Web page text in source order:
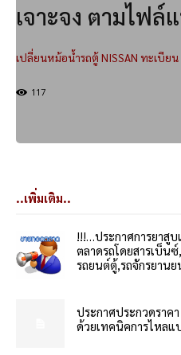
เจาะจง ตามไฟล์
เปลี่ยนหม้อน้ำรถตู้ NISSAN ทะเบีย
117
..เพิ่มเติม..
!!!…ประกาศการยาสู
ตลาดรถโดยสารเบ็น
รถยนต์ตู้,รถจักรยานย
ประกาศประกวดราค
ด้วยเทคนิคการไหลแ